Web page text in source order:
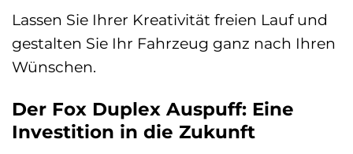
Lassen Sie Ihrer Kreativität freien Lauf und
gestalten Sie Ihr Fahrzeug ganz nach Ihren
Wünschen.
Der Fox Duplex Auspuff: Eine
Investition in die Zukunft